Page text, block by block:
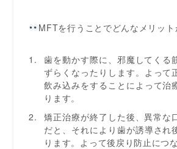
MFTを行うことでどんなメリット
歯を動かす際に、邪魔してくる
ずらくなったりします。よって
飲み込みをすることによって治
ります。
矯正治療が終了した後、異常な
だと、それにより歯が誘導され
ります。よって後戻り防止につ